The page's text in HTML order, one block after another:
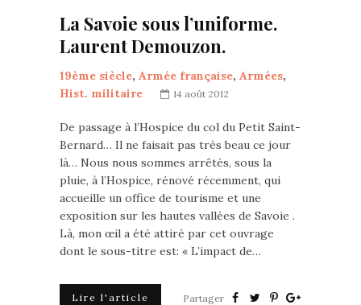
La Savoie sous l’uniforme.
Laurent Demouzon.
19ème siècle, Armée française, Armées,
Hist. militaire
14 août 2012
De passage à l’Hospice du col du Petit Saint-
Bernard… Il ne faisait pas très beau ce jour
là… Nous nous sommes arrêtés, sous la
pluie, à l’Hospice, rénové récemment, qui
accueille un office de tourisme et une
exposition sur les hautes vallées de Savoie .
Là, mon œil a été attiré par cet ouvrage
dont le sous-titre est: « L’impact de…
Lire l'article Partager